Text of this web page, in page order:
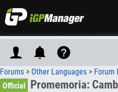
Forums > Other Languages > Forum
Official
Promemoria: